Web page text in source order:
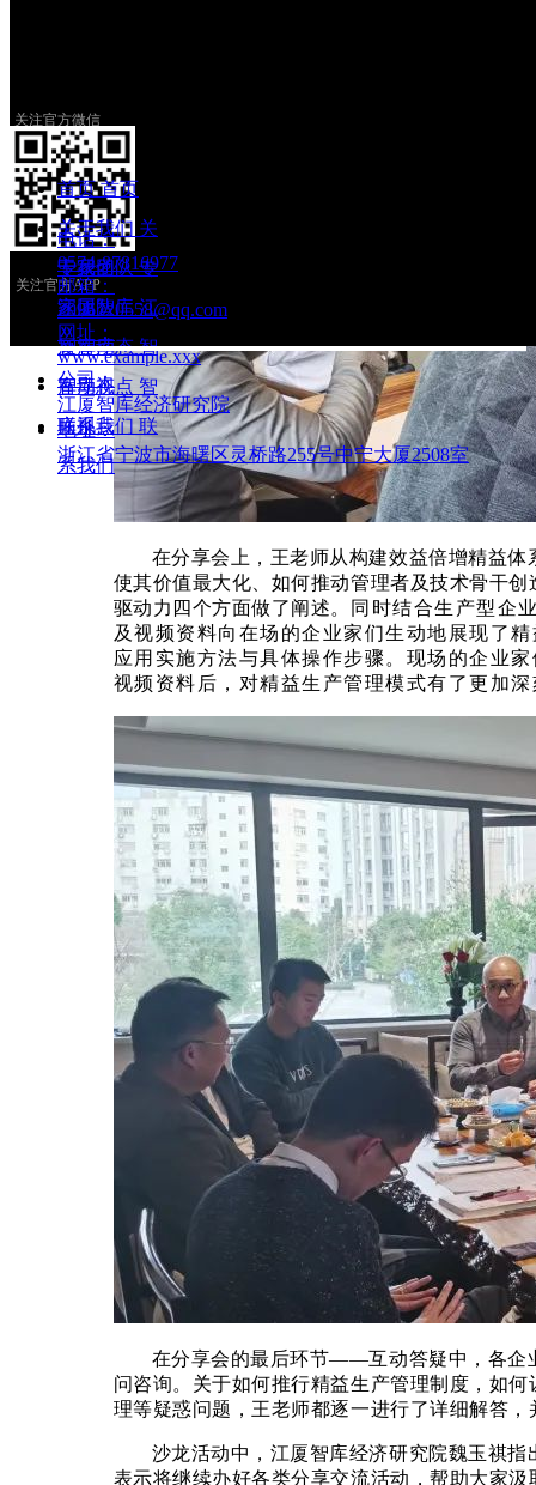
研究
沙龙
江厦大讲堂
甬商新说
在分享会上，王老师从构建效益倍增精益体
使其价值最大化、如何推动管理者及技术骨干
驱动力四个方面做了阐述。
同时结合生产型企
及视频资料向在场的企业家们生动地展现了
应用实施方法与具体操作步骤。现场的企业
视频资料后，对精益生产管理模式有了更加
在分享会的最后环节——互动答疑中，各企
问咨询。关于如何推行精益生产管理制度，如
理等疑惑问题，王老师都逐一进行了详细解答
沙龙活动中，江厦智库经济研究院魏玉祺
表示将继续办好各类分享交流活动，帮助大家
关注官方微信
关注官方APP
首页 首页
关于我们 关
于我们
专家团队 专
家团队
江厦智库 江
厦智库
智库动态 智
库动态
智库视点 智
库视点
联系我们 联
系我们
电话：
0574-87816977
邮箱：
2996720558@qq.com
网址：
www.example.xxx
公司：
江厦智库经济研究院
地址：
浙江省宁波市海曙区灵桥路255号中宁大厦2508室